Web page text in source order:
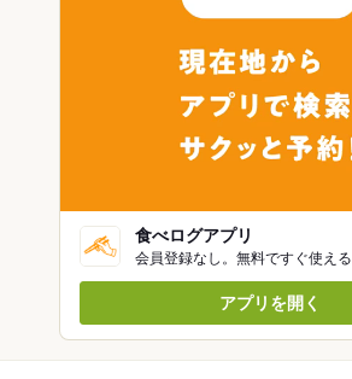
食べログアプリ
会員登録なし。無料ですぐ使える
アプリを開く